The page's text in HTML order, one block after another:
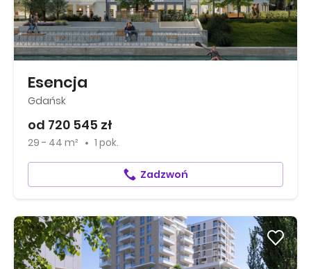
Esencja
Gdańsk
od 720 545 zł
29 - 44 m² 1 pok.
Zadzwoń